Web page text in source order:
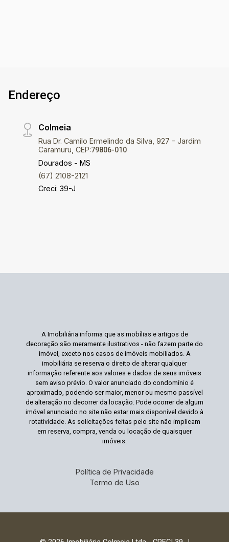
Endereço
Colmeia
Rua Dr. Camilo Ermelindo da Silva, 927 - Jardim
Caramuru, CEP:79806-010
Dourados - MS
(67) 2108-2121
Creci: 39-J
A Imobiliária informa que as mobílias e artigos de
decoração são meramente ilustrativos - não fazem parte do
imóvel, exceto nos casos de imóveis mobiliados. A
imobiliária se reserva o direito de alterar qualquer
informação referente aos valores e dados de seus imóveis
sem aviso prévio. O valor anunciado do condomínio é
aproximado, podendo ser maior, menor ou mesmo passível
de alteração no decorrer da locação. Pode ocorrer de algum
imóvel anunciado no site não estar mais disponível devido à
rotatividade. As solicitações feitas pelo site não implicam
em reserva, compra, venda ou locação de quaisquer
imóveis.
Política de Privacidade
Termo de Uso